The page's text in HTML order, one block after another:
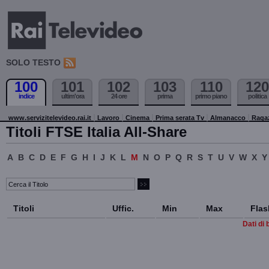
SOLO TESTO
100
indice
101
ultim'ora
102
24 ore
103
prima
110
primo piano
120
politica
www.servizitelevideo.rai.it Lavoro Cinema Prima serata Tv Almanacco
Titoli FTSE Italia All-Share
A B C D E F G H I J K L M N O P Q R S T U V W X Y
Titoli Uffic. Min Max
Dati di